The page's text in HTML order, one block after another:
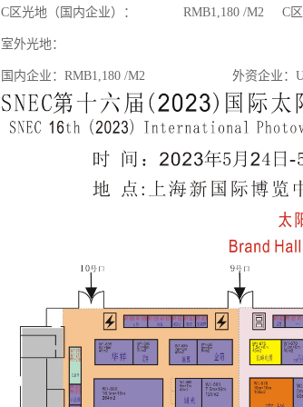
C区光地（国内企业）： RMB1,180 /M2 C区光
室外光地：
国内企业：RMB1,180 /M2 外资企业：